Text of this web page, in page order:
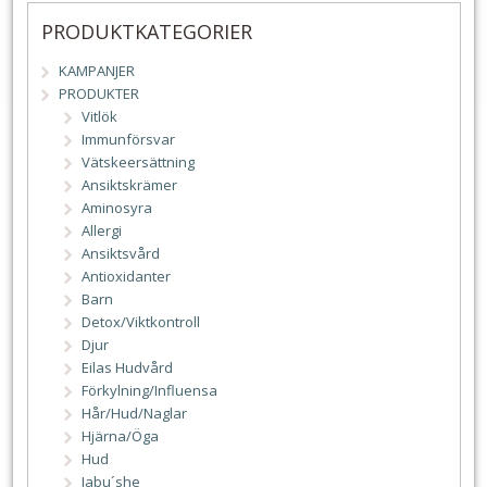
PRODUKTKATEGORIER
KAMPANJER
PRODUKTER
Vitlök
Immunförsvar
Vätskeersättning
Ansiktskrämer
Aminosyra
Allergi
Ansiktsvård
Antioxidanter
Barn
Detox/Viktkontroll
Djur
Eilas Hudvård
Förkylning/Influensa
Hår/Hud/Naglar
Hjärna/Öga
Hud
Jabu´she